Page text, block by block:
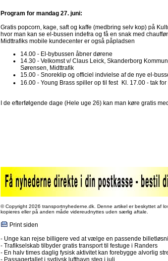
Program for mandag 27. juni:
Gratis popcorn, kage, saft og kaffe (medbring selv kop) på
hvor man kan se el-bussen indefra og få en snak med
Midttrafiks mobile kundecenter er også påpladsen
14.00 - El-bybussen åbner dørene
14.30 - Velkomst v/ Claus Leick, Skanderborg
Sørensen, Midttrafik
15.00 - Snoreklip og officiel indvielse af de nye el-
16.00 - Young Brass spiller op til fest Kl. 17.00 - tak for
I de efterfølgende dage (Hele uge 26) kan man køre gratis
© Copyright 2026 transportnyhederne.dk. Denne artikel er beskyttet af
kopieres eller på anden måde videreudnyttes uden særlig aftale.
Print siden
- Unge kan rejse billigere ved at vælge en passende
- Trafikselskab tilbyder gratis transport til festuge i Randers
- En halv times daglig fysisk aktivitet kan forebygge alvorlig
- Passagertallet i sydjysk lufthavn steg i juli